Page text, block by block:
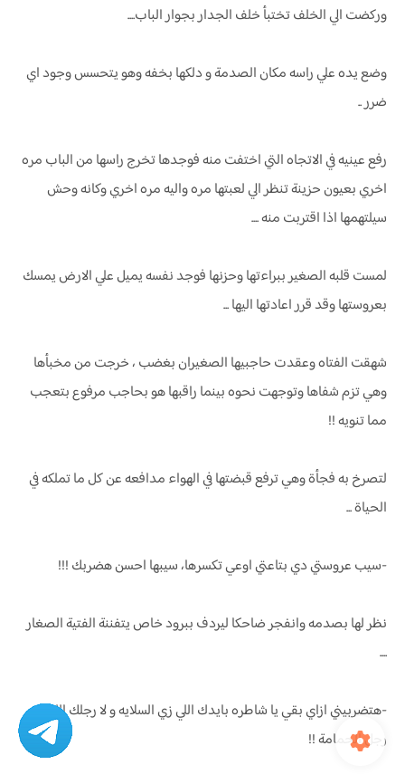
وركضت الي الخلف تختبأ خلف الجدار بجوار الباب....
وضع يده علي راسه مكان الصدمة و دلكها بخفه وهو يتحسس وجود اي
ضرر ..
رفع عينيه في الاتجاه التي اختفت منه فوجدها تخرج راسها من الباب مره
اخري بعيون حزينة تنظر الي لعبتها مره واليه مره اخري وكانه وحش
سيلتهمها اذا اقتربت منه ....
لمست قلبه الصغير ببراءتها وحزنها فوجد نفسه يميل علي الارض يمسك
بعروستها وقد قرر اعادتها اليها ...
شهقت الفتاه وعقدت حاجبيها الصغيران بغضب ، خرجت من مخبأها
وهي تزم شفاها وتوجهت نحوه بينما راقبها هو بحاجب مرفوع بتعجب
مما تنويه !!
لتصرخ به فجأة وهي ترفع قبضتها في الهواء مدافعه عن كل ما تملكه في
الحياة ...
-سيب عروستي دي بتاعتي اوعي تكسرها، سيبها احسن هضربك !!!
نظر لها بصدمه وانفجر ضاحكا ليردف ببرود خاص يتفننة الفتية الصغار
....
-هتضربيني ازاي بقي يا شاطره بايدك اللي زي السلايه و لا رجلك اللي زي
رجل الحمامة !!